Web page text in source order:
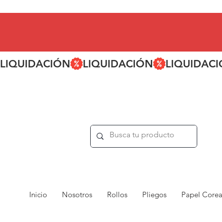
LIQUIDACIÓN
Inicio Nosotros Rollos Pliegos Papel